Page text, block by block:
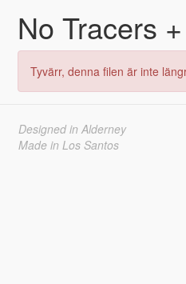
No Tracers
Tyvärr, denna filen är inte
Designed in Alderney
Made in Los Santos